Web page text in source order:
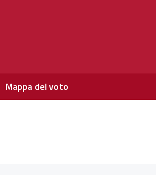
Mappa del voto